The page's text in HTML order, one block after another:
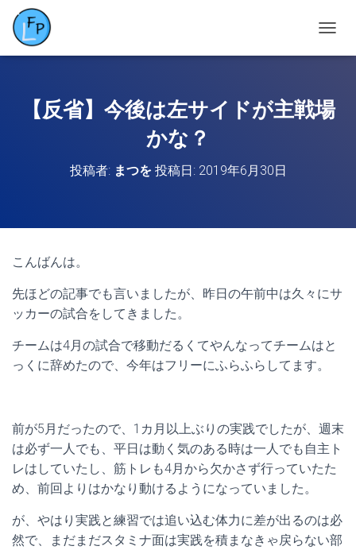
ビ
シ
ョ
【反省】今後は左サイドが主戦場
かな？
投稿者: まつを投稿日: 2019年6月30日
こんばんは。
先ほどの記事でも言いましたが、昨日の午前中は久々にサ
ッカーの試合をしてきました。
チームは4月の試合で移動だるくてやんなってチームはと
っくに辞めたので、今年はフリーにふらふらしてます。
前が5月だったので、1カ月以上ぶりの実践でしたが、週末
は必ず一人でも、平日は動く気のある時は一人でも自主ト
レはしていたし、筋トレも4月から欠かさず行っていたた
め、前回よりはかなり動けるようになっていました。
が、やはり実践と練習では追い込む体力に差が出るのは必
然で、まだまだスタミナ面は実践を積まなきゃ戻らない部